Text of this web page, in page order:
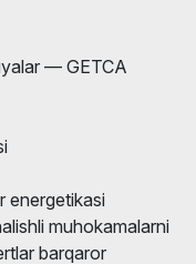
— GETCA
energetikasi
muhokamalarni
barqaror